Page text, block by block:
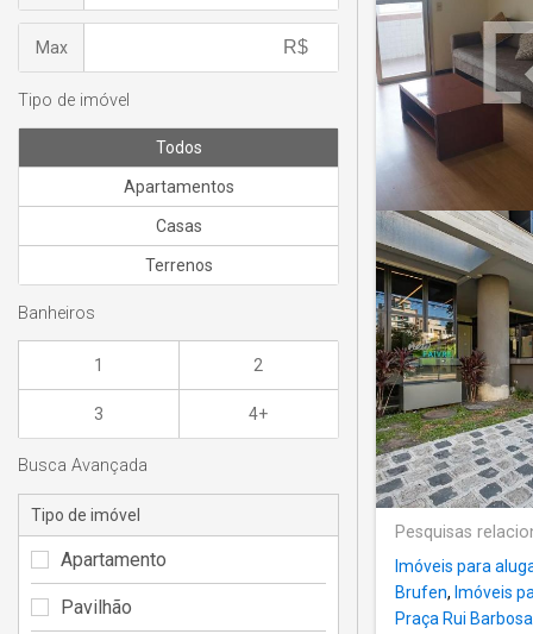
Pesquisas
Imóveis para
Brufen, Imóveis
Praça Rui
Max
Tipo de imóvel
Todos
Apartamentos
Casas
Terrenos
Banheiros
1 2
3 4+
Busca Avançada
Tipo de imóvel
Apartamento
Pavilhão